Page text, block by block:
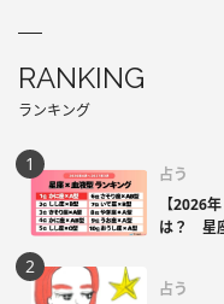
RANKING
ランキング
占う
【2026
は？ 星
占う